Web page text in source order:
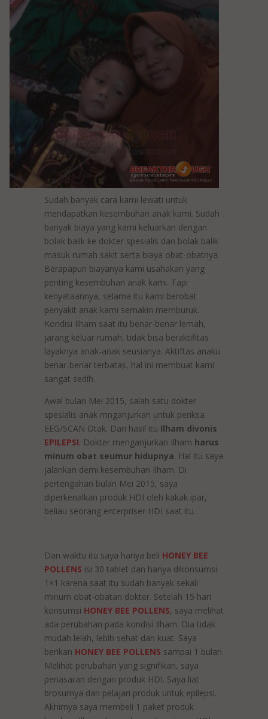
Sudah banyak cara kami lewati untuk
mendapatkan kesembuhan anak kami. Sudah
banyak biaya yang kami keluarkan dengan
bolak balik ke dokter spesialis dan bolak balik
masuk rumah sakit serta biaya obat-obatnya.
Berapapun biayanya kami usahakan yang
penting kesembuhan anak kami. Tapi
kenyataannya, selama itu kami berobat
penyakit anak kami semakin memburuk.
Kondisi Ilham saat itu benar-benar lemah,
jarang keluar rumah, tidak bisa beraktifitas
layaknya anak-anak seusianya. Aktiftas anaku
benar-benar terbatas, hal ini membuat kami
sangat sedih.
Awal bulan Mei 2015, salah satu dokter
spesialis anak mnganjurkan untuk periksa
EEG/SCAN Otak. Dari hasil itu Ilham divonis
EPILEPSI. Dokter menganjurkan Ilham harus
minum obat seumur hidupnya. Hal itu saya
jalankan demi kesembuhan Ilham. Di
pertengahan bulan Mei 2015, saya
diperkenalkan produk HDI oleh kakak ipar,
beliau seorang enterpriser HDI saat itu.
Dan waktu itu saya hanya beli HONEY BEE
POLLENS isi 30 tablet dan hanya dikonsumsi
1×1 karena saat itu sudah banyak sekali
minum obat-obatan dokter. Setelah 15 hari
konsumsi HONEY BEE POLLENS, saya melihat
ada perubahan pada kondisi Ilham. Dia tidak
mudah lelah, lebih sehat dan kuat. Saya
berikan HONEY BEE POLLENS sampai 1 bulan.
Melihat perubahan yang signifikan, saya
penasaran dengan produk HDI. Saya liat
brosurnya dan pelajari produk untuk epilepsi.
Akhirnya saya membeli 1 paket produk